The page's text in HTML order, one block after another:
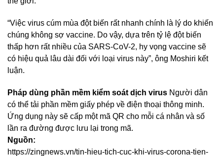
“Việc virus cúm mùa đột biến rất nhanh chính là lý do khiến
chúng không sợ vaccine. Do vậy, dựa trên tỷ lệ đột biến
thấp hơn rất nhiều của SARS-CoV-2, hy vọng vaccine sẽ
có hiệu quả lâu dài đối với loại virus này”, ông Moshiri kết
luận.
Pháp dùng phần mềm kiểm soát dịch virus Người dân
có thể tải phần mềm giấy phép về điện thoại thông minh.
Ứng dụng này sẽ cấp một mã QR cho mỗi cá nhân và số
lần ra đường được lưu lại trong mã.
Nguồn:
https://zingnews.vn/tin-hieu-tich-cuc-khi-virus-corona-tien-